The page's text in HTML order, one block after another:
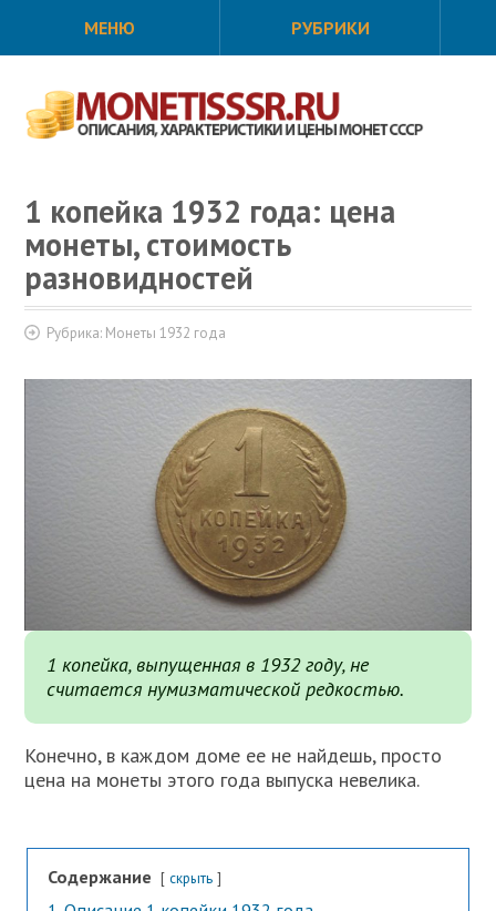
МЕНЮ РУБРИКИ
1 копейка 1932 года: цена
монеты, стоимость
разновидностей
Рубрика: Монеты 1932 года
1 копейка, выпущенная в 1932 году, не
считается нумизматической редкостью.
Конечно, в каждом доме ее не найдешь, просто
цена на монеты этого года выпуска невелика.
Содержание скрыть